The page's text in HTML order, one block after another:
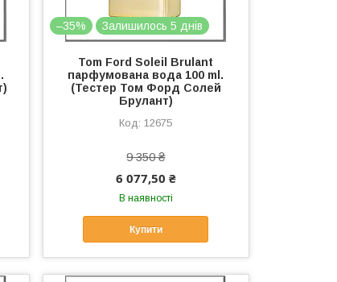
–35% Залишилось 5 днів
Tom Ford Soleil Brulant
парфумована вода 100 ml.
(Тестер Том Форд Солей
Брулант)
12675
9 350 ₴
6 077,50 ₴
В наявності
Купити